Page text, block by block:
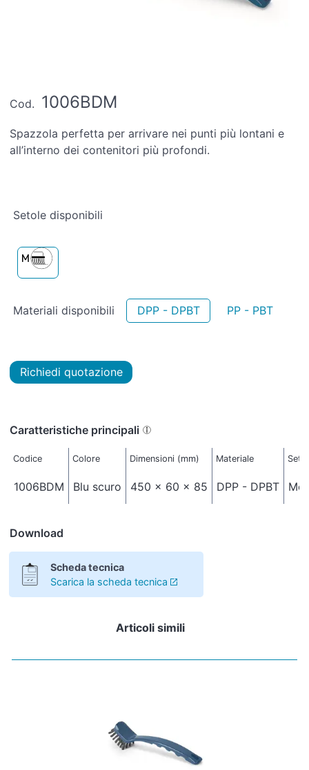
Cod. 1006BDM
Spazzola perfetta per arrivare nei punti più lontani e
all’interno dei contenitori più profondi.
Setole disponibili
Materiali disponibili DPP - DPBT PP - PBT
Richiedi quotazione
Caratteristiche principali
Codice Colore Dimensioni (mm) Materiale
1006BDM Blu scuro 450 x 60 x 85 DPP - DPBT
Download
Scheda tecnica
Scarica la scheda tecnica
Articoli simili